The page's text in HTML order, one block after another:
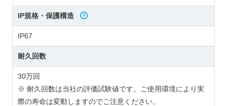
IP規格・保護構造
IP67
耐久回数
30万回
※ 耐久回数は当社の評価試験値です。ご使用環境により実
際の寿命は変動しますのでご注意ください。